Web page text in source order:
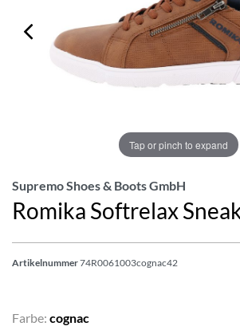
Tap or pinch to expand
Supremo Shoes & Boots GmbH
Romika Softrelax
Artikelnummer74R0061003cognac42
Farbe: cognac